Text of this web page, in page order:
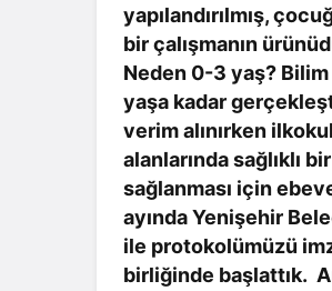
yapılandırılmış,
bir çalışmanın
Neden 0-3 yaş?
yaşa kadar
verim alınırken
alanlarında sağlıklı
sağlanması için
ayında Yenişehir
ile protokolümüzü
birliğinde başlattık.